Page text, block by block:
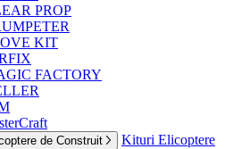
PROP
KIT
FACTORY
de Construit
Kituri Elicoptere